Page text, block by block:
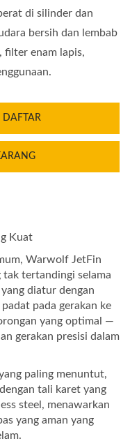
di silinder dan
bersih dan lembab
filter enam lapis,
DAFTAR
Kuat
Warwolf JetFin
tertandingi selama
diatur dengan
pada gerakan ke
yang optimal —
gerakan presisi dalam
paling menuntut,
tali karet yang
steel, menawarkan
yang aman yang